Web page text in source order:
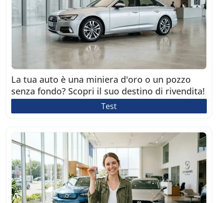
La tua auto è una miniera d'oro o un pozzo
senza fondo? Scopri il suo destino di rivendita!
Test